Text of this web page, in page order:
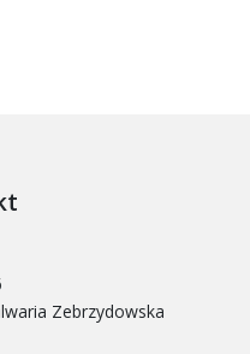
Zebrzydowska